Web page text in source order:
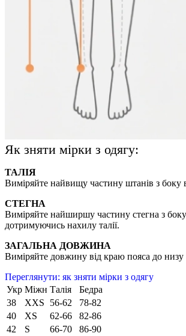
Як зняти мірки з одягу:
ТАЛІЯ
Виміряйте найвищу частину штанів з боку
СТЕГНА
Виміряйте найширшу частину стегна з боку
дотримуючись нахилу талії.
ЗАГАЛЬНА ДОВЖИНА
Виміряйте довжину від краю пояса до низу
Переглянути: як зняти мірки з одягу
Укр Міжн Талія
Бедра
38
XXS 56-62
78-82
40
XS 62-66
82-86
42
S 66-70
86-90